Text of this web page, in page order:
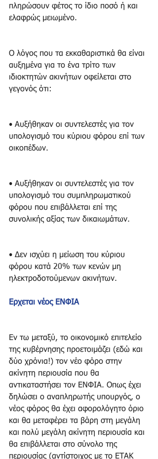
πληρώσουν φέτος το ίδιο ποσό ή και
ελαφρώς μειωμένο.
Ο λόγος που τα εκκαθαριστικά θα είναι
αυξημένα για το ένα τρίτο των
ιδιοκτητών ακινήτων οφείλεται στο
γεγονός ότι:
• Αυξήθηκαν οι συντελεστές για τον
υπολογισμό του κύριου φόρου επί των
οικοπέδων.
• Αυξήθηκαν οι συντελεστές για τον
υπολογισμό του συμπληρωματικού
φόρου που επιβάλλεται επί της
συνολικής αξίας των δικαιωμάτων.
• Δεν ισχύει η μείωση του κύριου
φόρου κατά 20% των κενών μη
ηλεκτροδοτούμενων ακινήτων.
Ερχεται νέος ΕΝΦΙΑ
Εν τω μεταξύ, το οικονομικό επιτελείο
της κυβέρνησης προετοιμάζει (εδώ και
δύο χρόνια!) τον νέο φόρο στην
ακίνητη περιουσία που θα
αντικαταστήσει τον ΕΝΦΙΑ. Οπως έχει
δηλώσει ο αναπληρωτής υπουργός, ο
νέος φόρος θα έχει αφορολόγητο όριο
και θα μεταφέρει τα βάρη στη μεγάλη
και πολύ μεγάλη ακίνητη περιουσία και
θα επιβάλλεται στο σύνολο της
περιουσίας (αντίστοιχος με το ΕΤΑΚ